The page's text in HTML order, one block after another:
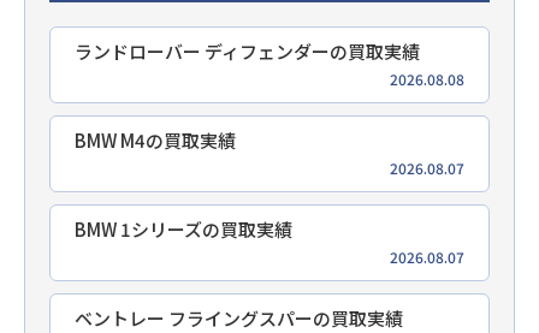
ランドローバー ディフェンダーの買取実績
2026.08.08
BMW M4の買取実績
2026.08.07
BMW 1シリーズの買取実績
2026.08.07
ベントレー フライングスパーの買取実績